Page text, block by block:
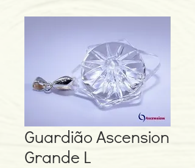
Guardião Ascension
Grande L